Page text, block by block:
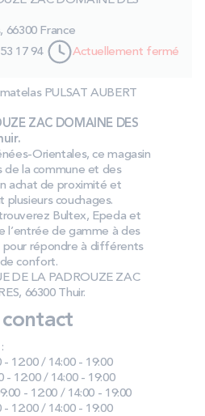
Storelocator
Contact
Mon compte
66300 France
17 94 Actuellement fermé
PULSAT AUBERT
ZAC DOMAINE DES
Orientales, ce magasin
de la commune et des
achat de proximité et
couchages.
Bultex, Epeda et
l’entrée de gamme à des
répondre à différents
confort.
DE LA PADROUZE ZAC
66300 Thuir.
- 12:00 / 14:00 - 19:00
- 12:00 / 14:00 - 19:00
- 12:00 / 14:00 - 19:00
- 12:00 / 14:00 - 19:00